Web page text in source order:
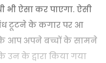
ऐसा कर पाएगा. ऐसी
टूटने के कगार पर आ
आप अपने बच्चों के सामने
उन के द्वारा किया गया